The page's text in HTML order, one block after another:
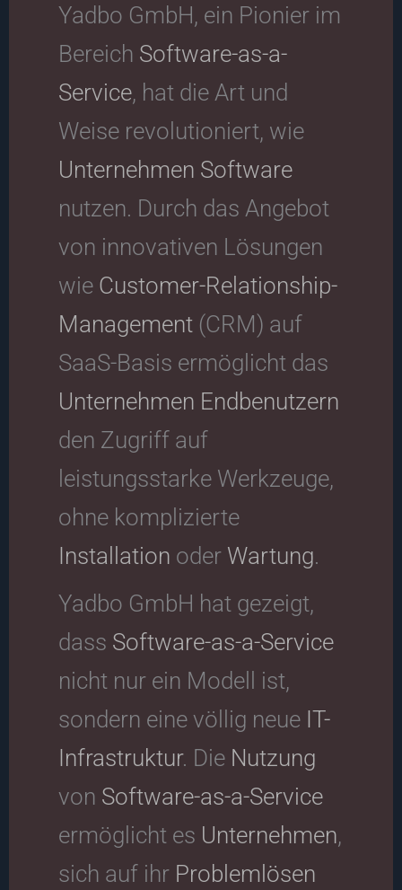
Yadbo GmbH, ein Pionier im
Bereich Software-as-a-
Service, hat die Art und
Weise revolutioniert, wie
Unternehmen Software
nutzen. Durch das Angebot
von innovativen Lösungen
wie Customer-Relationship-
Management(CRM) auf
SaaS-Basis ermöglicht das
Unternehmen Endbenutzern
den Zugriff auf
leistungsstarke Werkzeuge,
ohne komplizierte
Installation oder Wartung.
Yadbo GmbH hat gezeigt,
dass Software-as-a-Service
nicht nur ein Modell ist,
sondern eine völlig neue IT-
Infrastruktur. Die Nutzung
von Software-as-a-Service
ermöglicht es Unternehmen,
sich auf ihr Problemlösen